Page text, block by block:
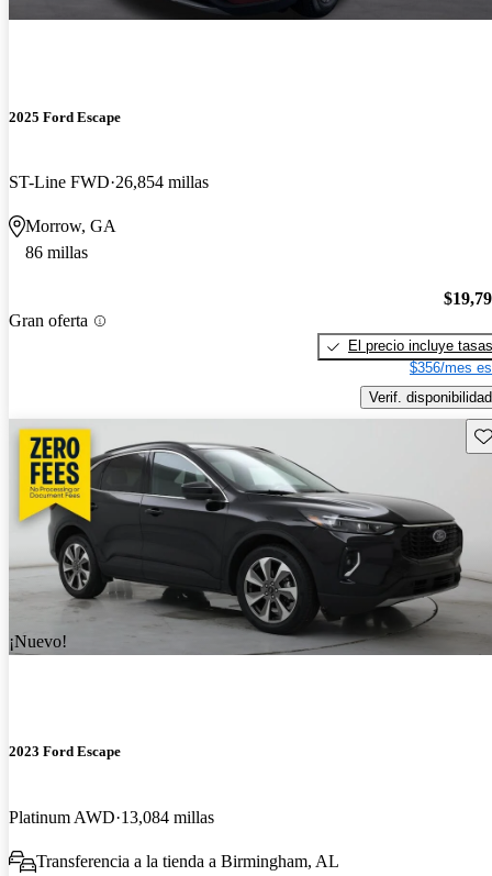
2025 Ford Escape
ST-Line FWD 26,854 millas
Morrow, GA
86 millas
Gran oferta
El precio incluye tasas
$356/mes
Verif. disponibilidad
¡Nuevo!
2023 Ford Escape
Platinum AWD 13,084 millas
Transferencia a la tienda a Birmingham, AL